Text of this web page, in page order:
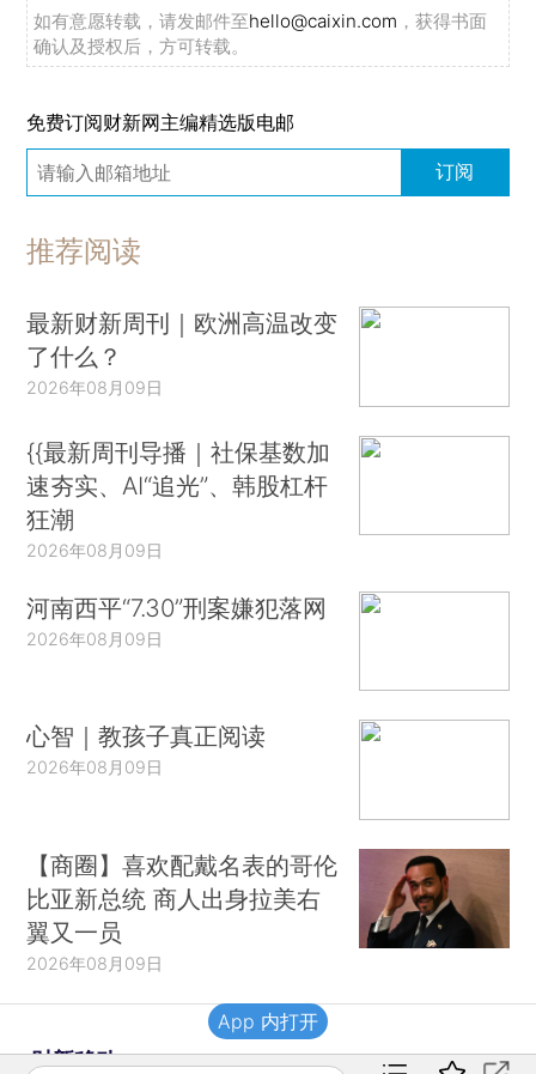
如有意愿转载，请发邮件至hello@caixin.com ，获得书面
确认及授权后，方可转载。
免费订阅财新网主编精选版电邮
订阅
推荐阅读
最新财新周刊｜欧洲高温改变
了什么？
2026年08月09日
{{最新周刊导播｜社保基数加
速夯实、AI“追光”、韩股杠杆
狂潮
2026年08月09日
河南西平“7.30”刑案嫌犯落网
2026年08月09日
心智｜教孩子真正阅读
2026年08月09日
【商圈】喜欢配戴名表的哥伦
比亚新总统 商人出身拉美右
翼又一员
2026年08月09日
财新移动
App 内打开